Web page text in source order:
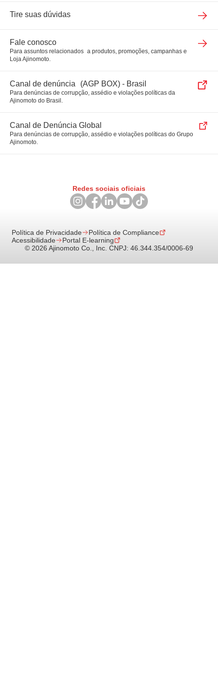
Tire suas dúvidas
Fale conosco
Para assuntos relacionados a produtos, promoções, campanhas e
Loja Ajinomoto.
Canal de denúncia (AGP BOX) - Brasil
Para denúncias de corrupção, assédio e violações políticas da
Ajinomoto do Brasil.
Canal de Denúncia Global
Para denúncias de corrupção, assédio e violações políticas do Grupo
Ajinomoto.
Redes sociais oficiais
Política de Privacidade
Política de Compliance
Acessibilidade
Portal E-learning
© 2026 Ajinomoto Co., Inc. CNPJ: 46.344.354/0006-69